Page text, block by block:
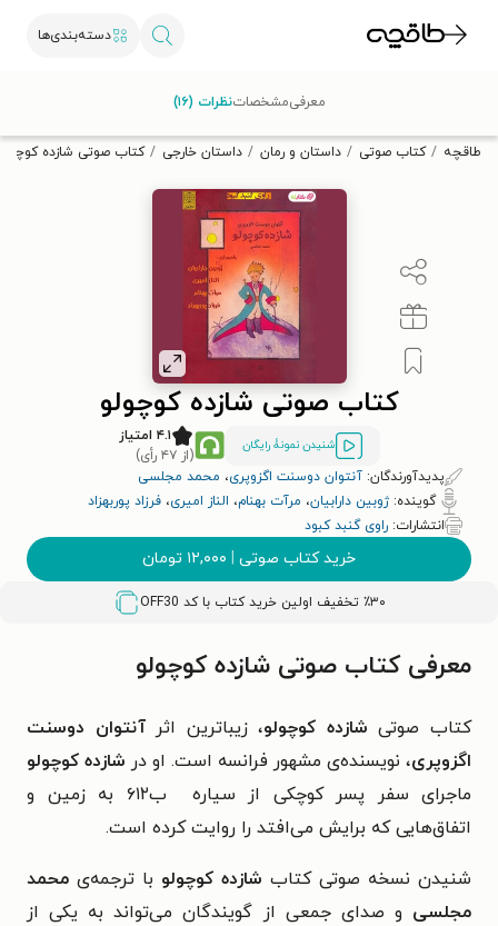
دسته‌بندی‌ها
تخفیف از طاقچه دریافت کن.
طاقچه کتاب صوتی داستان و رمان داستان خارجی کتاب صوتی شازده
کتاب صوتی شازده کوچولو
شنیدن نمونۀ رایگان
۴.۱ امتیاز
(از ۴۷ رأی)
پدیدآورندگان: آنتوان دوسنت اگزوپری، محمد مجلسی
گوینده: ژوبین دارابیان، مرآت بهنام، الناز امیری، فرزاد پوربهزاد
انتشارات: راوی گنبد کبود
خرید کتاب صوتی | ۱۲,۰۰۰ تومان
٪۳۰ تخفیف اولین خرید کتاب با کد OFF30
معرفیمشخصاتنظرات (۱۶)
معرفی کتاب صوتی شازده کوچولو
کتاب صوتی شازده کوچولو، زیباترین اثرآنتوان دوسنت
اگزوپری، نویسنده‌ی مشهور فرانسه است. او در شازده کوچولو
ماجرای سفر پسر کوچکی از سیاره ب۶۱۲ به زمین و
اتفاق‌هایی که برایش می‌افتد را روایت کرده است.
شنیدن نسخه صوتی کتاب شازده کوچولو با ترجمه‌ی محمد
مجلسی و صدای جمعی از گویندگان می‌تواند به یکی از